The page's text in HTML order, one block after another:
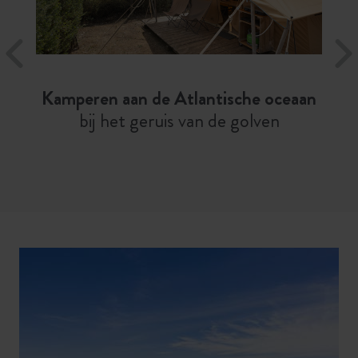
Kamperen aan de Atlantische oceaan
bij het geruis van de golven